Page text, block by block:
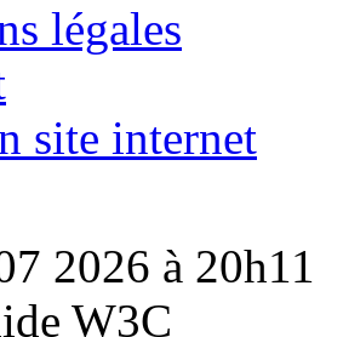
légales
site internet
2026 à 20h11
W3C